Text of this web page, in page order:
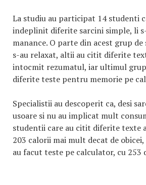
La studiu au participat 14 studenti
indeplinit diferite sarcini simple, li
manance. O parte din acest grup
s-au relaxat, altii au citit diferite
intocmit rezumatul, iar ultimul
diferite teste pentru memorie pe
Specialistii au descoperit ca, desi
usoare si nu au implicat mult
studentii care au citit diferite texte
203 calorii mai mult decat de
au facut teste pe calculator, cu 253